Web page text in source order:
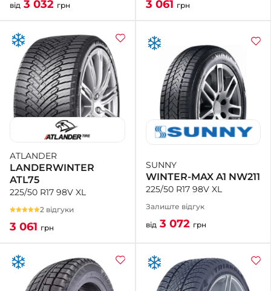
від 3 032 грн 3 061 грн
ATLANDER
LANDERWINTER
ATL75
225/50 R17 98V XL
2 відгуки
3 061 грн
SUNNY
WINTER-MAX A1 NW211
225/50 R17 98V XL
Залиште відгук
від 3 072 грн